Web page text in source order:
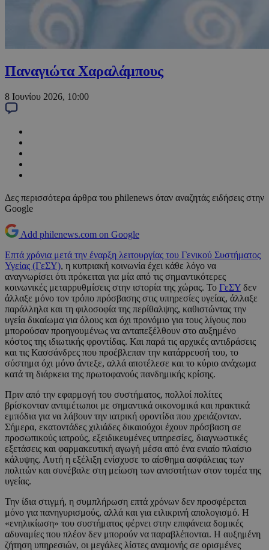
Παναγιώτα Χαραλάμπους
8 Ιουνίου 2026, 10:00
Δες περισσότερα άρθρα του philenews όταν αναζητάς ειδήσεις στην
Google
Add philenews.com on Google
Επτά χρόνια μετά την έναρξη λειτουργίας του Γενικού Συστήματος
Υγείας (ΓεΣΥ), η κυπριακή κοινωνία έχει κάθε λόγο να
αναγνωρίσει ότι πρόκειται για μία από τις σημαντικότερες
κοινωνικές μεταρρυθμίσεις στην ιστορία της χώρας. Το ΓεΣΥ δεν
άλλαξε μόνο τον τρόπο πρόσβασης στις υπηρεσίες υγείας, άλλαξε
παράλληλα και τη φιλοσοφία της περίθαλψης, καθιστώντας την
υγεία δικαίωμα για όλους και όχι προνόμιο για τους λίγους που
μπορούσαν προηγουμένως να ανταπεξέλθουν στο αυξημένο
κόστος της ιδιωτικής φροντίδας. Και παρά τις αρχικές αντιδράσεις
και τις Κασσάνδρες που προέβλεπαν την κατάρρευσή του, το
σύστημα όχι μόνο άντεξε, αλλά αποτέλεσε και το κύριο ανάχωμα
κατά τη διάρκεια της πρωτοφανούς πανδημικής κρίσης.
Πριν από την εφαρμογή του συστήματος, πολλοί πολίτες
βρίσκονταν αντιμέτωποι με σημαντικά οικονομικά και πρακτικά
εμπόδια για να λάβουν την ιατρική φροντίδα που χρειάζονταν.
Σήμερα, εκατοντάδες χιλιάδες δικαιούχοι έχουν πρόσβαση σε
προσωπικούς ιατρούς, εξειδικευμένες υπηρεσίες, διαγνωστικές
εξετάσεις και φαρμακευτική αγωγή μέσα από ένα ενιαίο πλαίσιο
κάλυψης. Αυτή η εξέλιξη ενίσχυσε το αίσθημα ασφάλειας των
πολιτών και συνέβαλε στη μείωση των ανισοτήτων στον τομέα της
υγείας.
Την ίδια στιγμή, η συμπλήρωση επτά χρόνων δεν προσφέρεται
μόνο για πανηγυρισμούς, αλλά και για ειλικρινή απολογισμό. Η
«ενηλικίωση» του συστήματος φέρνει στην επιφάνεια δομικές
αδυναμίες που πλέον δεν μπορούν να παραβλέπονται. Η αυξημένη
ζήτηση υπηρεσιών, οι μεγάλες λίστες αναμονής σε ορισμένες